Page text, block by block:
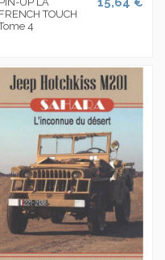
FRENCH TOUCH
4